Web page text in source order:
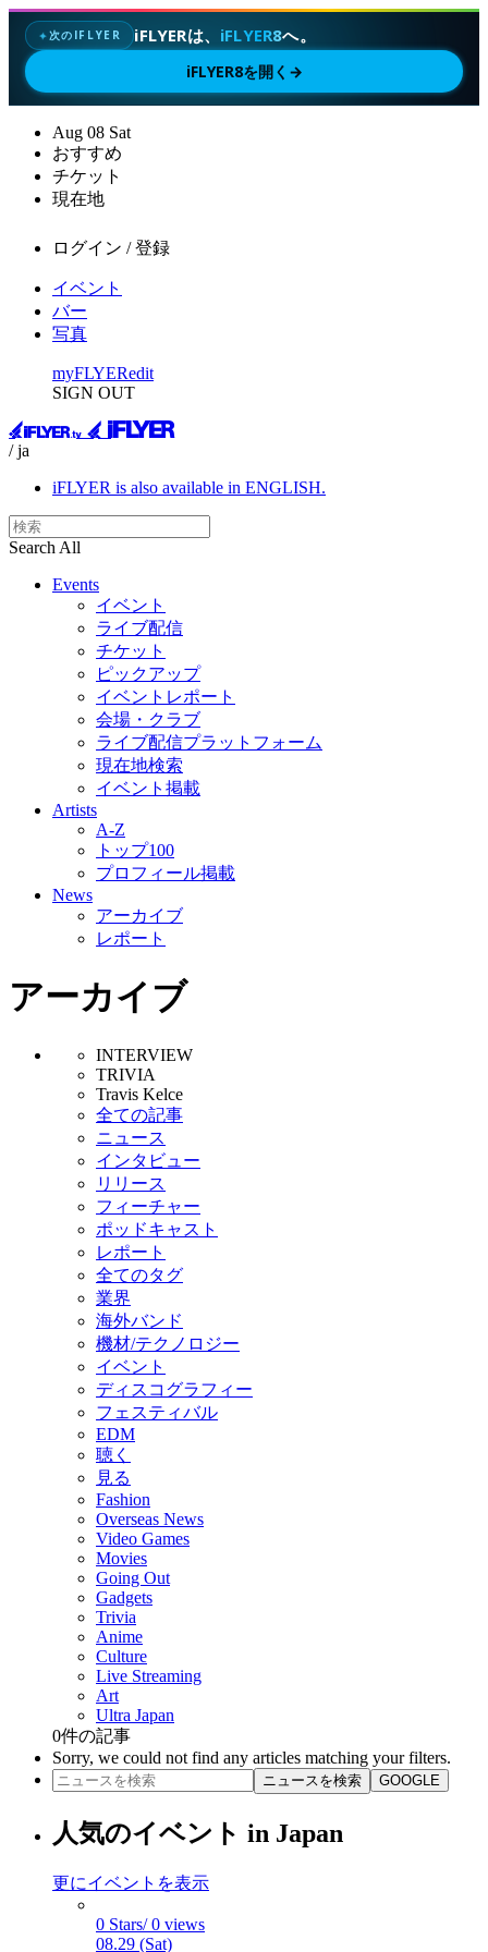
✦次のIFLYER iFLYERは、 iFLYER8へ。
iFLYER8を開く →
Aug 08 Sat
おすすめ
チケット
現在地
ログイン / 登録
イベント
バー
写真
myFLYERedit
SIGN OUT
/ ja
iFLYER is also available in ENGLISH.
Search All
Events
イベント
ライブ配信
チケット
ピックアップ
イベントレポート
会場・クラブ
ライブ配信プラットフォーム
現在地検索
イベント掲載
Artists
A-Z
トップ100
プロフィール掲載
News
アーカイブ
レポート
アーカイブ
INTERVIEW
TRIVIA
Travis Kelce
全ての記事
ニュース
インタビュー
リリース
フィーチャー
ポッドキャスト
レポート
全てのタグ
業界
海外バンド
機材/テクノロジー
イベント
ディスコグラフィー
フェスティバル
EDM
聴く
見る
Fashion
Overseas News
Video Games
Movies
Going Out
Gadgets
Trivia
Anime
Culture
Live Streaming
Art
Ultra Japan
0件の記事
Sorry, we could not find any articles matching your filters.
ニュースを検索 GOOGLE
人気のイベント in Japan
更にイベントを表示
0 Stars/ 0 views
08.29 (Sat)